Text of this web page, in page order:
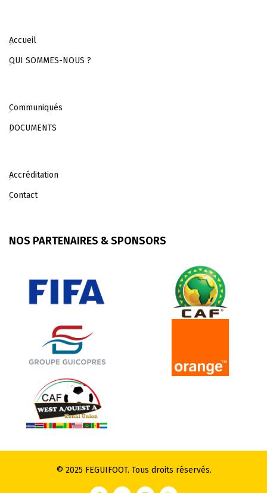
Accueil
QUI SOMMES-NOUS ?
Communiqués
DOCUMENTS
Accréditation
Contact
NOS PARTENAIRES & SPONSORS
© 2025 FEGUIFOOT. Tous droits réservés.